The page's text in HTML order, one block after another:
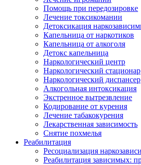
Помощь при передозировке
Лечение токсикомании
Детоксикация
Капельница от наркотиков
Капельница от алкоголя
Детокс капельница
Наркологический центр
Наркологический стационар
Наркологический диспансер
Алкогольная интоксикация
Экстренное вытрезвление
Кодирование от курения
Лечение табакокурения
Лекарственная зависимость
Снятие похмелья
Реабилитация
Ресоциализация
Реабилитация зависимых: